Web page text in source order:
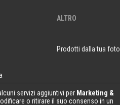
ALTRO
Prodotti dalla tua foto
servizi aggiuntivi per Marketing &
o ritirare il suo consenso in un